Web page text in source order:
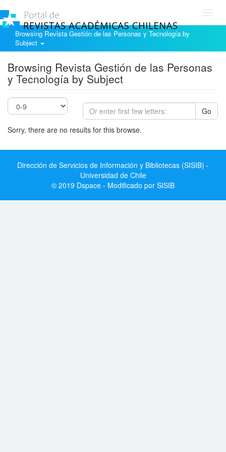
Browsing Revista Gestión de las Personas y Tecnología by
Subject
Browsing Revista Gestión de las Personas
y Tecnología by Subject
Go
Sorry, there are no results for this browse.
Dirección de Servicios de Información y Bibliotecas (SISIB) -
Universidad de Chile
© 2019 Dspace - Modificado por SISIB